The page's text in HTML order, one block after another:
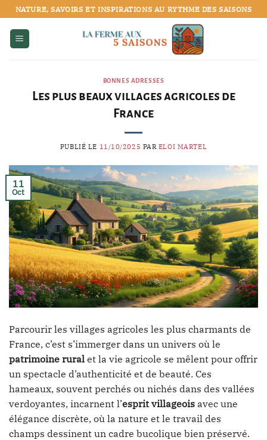
Passer
au
contenu
NATURE, SAVOIRS ET INSPIRATIONS AU RYTHME DES SAISONS
BONNES ADRESSES
Les plus beaux villages agricoles de
France
PUBLIÉ LE 11/10/2025 PAR ELOI MARTEL
11
Oct
Parcourir les villages agricoles les plus charmants de
France, c’est s’immerger dans un univers où le
patrimoine rural et la vie agricole se mêlent pour offrir
un spectacle d’authenticité et de beauté. Ces
hameaux, souvent perchés ou nichés dans des vallées
verdoyantes, incarnent l’esprit villageois avec une
élégance discrète, où la nature et le travail des
champs dessinent un cadre bucolique bien préservé.